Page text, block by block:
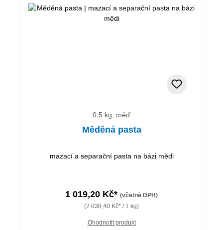
0,5 kg, měď
Měděná pasta
mazací a separační pasta na bázi mědi
1 019,20 Kč* (včetně DPH)
(2 038,40 Kč* / 1 kg)
Ohodnotit produkt